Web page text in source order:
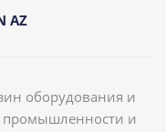
AZ
оборудования и
промышленности и